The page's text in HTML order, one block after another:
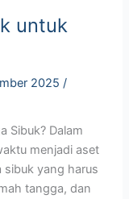
untuk
2025 /
Sibuk? Dalam
menjadi aset
sibuk yang harus
tangga, dan